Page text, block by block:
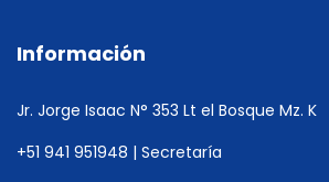
Información
Jr. Jorge Isaac N° 353 Lt el Bosque Mz. K
+51 941 951948 | Secretaría